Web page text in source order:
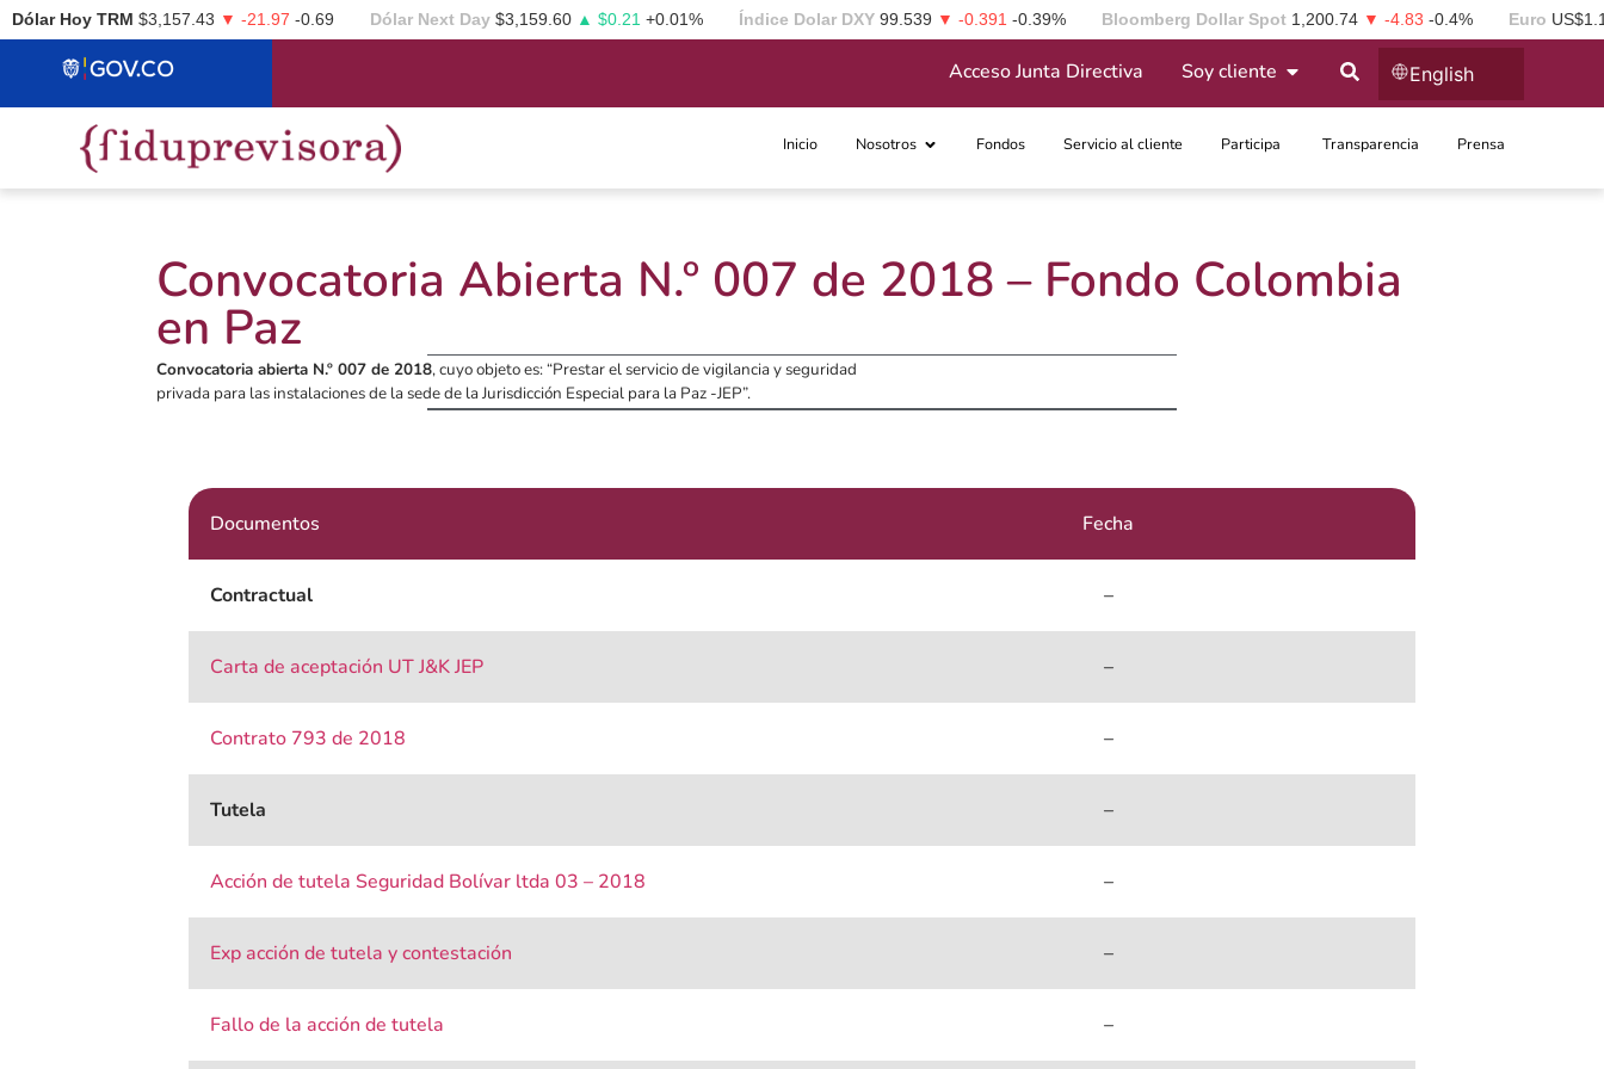
Dólar Hoy TRM $3,157.43 ▼ -21.97 -0.69 Dólar Next Day $3,159.60 ▲ $0.21 +0.01% Índice Dolar DXY 99.539 ▼ -0.391 -0.39% Bloomberg Dollar Spot 1,200.74 ▼ -4.83 -0.4% Euro
Acceso Junta Directiva Soy cliente English
Inicio Nosotros Fondos Servicio al cliente Participa ​ Transparencia Prensa
Convocatoria Abierta N.º 007 de 2018 – Fondo Colombia
en Paz
Convocatoria abierta N.º 007 de 2018, cuyo objeto es: “Prestar el servicio de vigilancia y seguridad
privada para las instalaciones de la sede de la Jurisdicción Especial para la Paz -JEP”.
Documentos Fecha
Contractual –
Carta de aceptación UT J&K JEP –
Contrato 793 de 2018 –
Tutela –
Acción de tutela Seguridad Bolívar ltda 03 – 2018 –
Exp acción de tutela y contestación –
Fallo de la acción de tutela –